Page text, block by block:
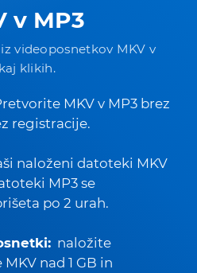
v MP3
videoposnetkov MKV v
klikih.
MKV v MP3 brez
registracije.
naloženi datoteki MKV
MP3 se
po 2 urah.
naložite
nad 1 GB in